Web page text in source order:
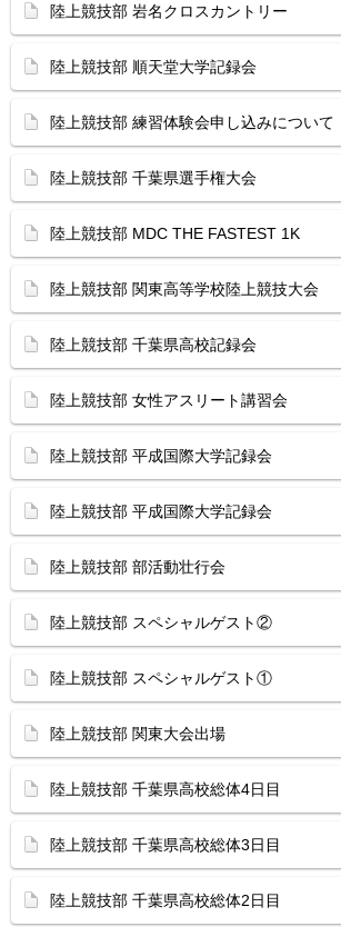
陸上競技部 岩名クロスカントリー
陸上競技部 順天堂大学記録会
陸上競技部 練習体験会申し込みについて
陸上競技部 千葉県選手権大会
陸上競技部 MDC THE FASTEST 1K
陸上競技部 関東高等学校陸上競技大会
陸上競技部 千葉県高校記録会
陸上競技部 女性アスリート講習会
陸上競技部 平成国際大学記録会
陸上競技部 平成国際大学記録会
陸上競技部 部活動壮行会
陸上競技部 スペシャルゲスト②
陸上競技部 スペシャルゲスト①
陸上競技部 関東大会出場
陸上競技部 千葉県高校総体4日目
陸上競技部 千葉県高校総体3日目
陸上競技部 千葉県高校総体2日目